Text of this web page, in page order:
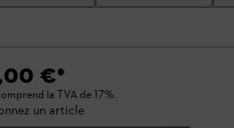
€*
la TVA de 17%.
un article